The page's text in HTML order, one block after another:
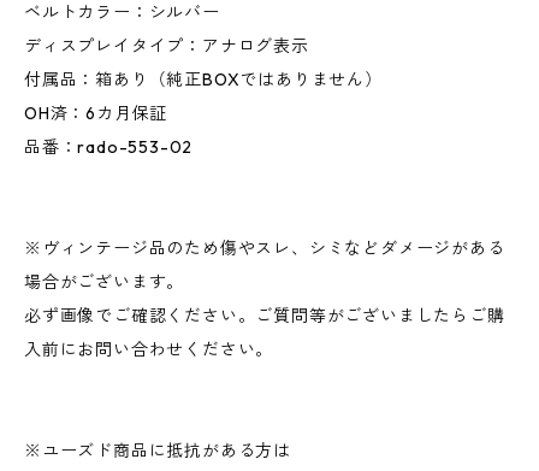
ベルトカラー：シルバー
ディスプレイタイプ：アナログ表示
付属品：箱あり（純正BOXではありません）
OH済：6カ月保証
品番：rado-553-02
※ヴィンテージ品のため傷やスレ、シミなどダメージがある
場合がございます。
必ず画像でご確認ください。ご質問等がございましたらご購
入前にお問い合わせください。
※ユーズド商品に抵抗がある方は